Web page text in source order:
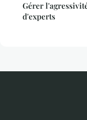
Gérer
d'experts